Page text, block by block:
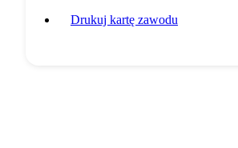
Drukuj kartę zawodu